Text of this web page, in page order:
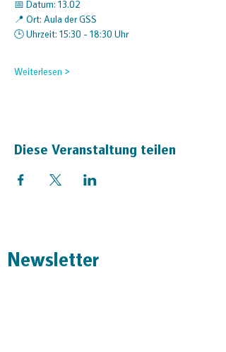
📅 Datum: 13.02
📍 Ort: Aula der GSS
🕒 Uhrzeit: 15:30 - 18:30 Uhr
Weiterlesen >
Diese Veranstaltung teilen
Newsletter